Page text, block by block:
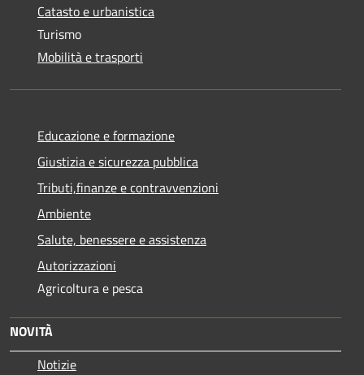
Catasto e urbanistica
Turismo
Mobilità e trasporti
Educazione e formazione
Giustizia e sicurezza pubblica
Tributi,finanze e contravvenzioni
Ambiente
Salute, benessere e assistenza
Autorizzazioni
Agricoltura e pesca
NOVITÀ
Notizie